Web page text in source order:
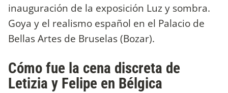
inauguración de la exposición Luz y sombra.
Goya y el realismo español en el Palacio de
Bellas Artes de Bruselas (Bozar).
Cómo fue la cena discreta de
Letizia y Felipe en Bélgica